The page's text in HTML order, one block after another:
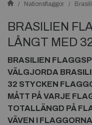
Nationsflaggor
BRASILIEN
LÅNGT MED
BRASILIEN
VÄLGJORDA
32 STYCKEN
MÅTT PÅ VARJE
TOTALLÄNGD PÅ
VÄVEN I